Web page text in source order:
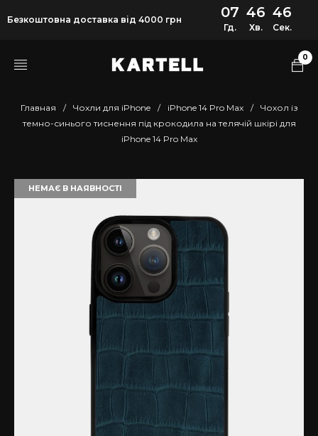
Безкоштовна доставка від 4000 грн 07
Гд.
46
Хв.
45
Сек.
0
Главная / Чохли для iPhone / iPhone 14 Pro Max /
Чохол із
темно-синього тиснення під крокодила на телячій шкірі для
iPhone 14 Pro Max
НЕМАЄ В НАЯВНОСТІ